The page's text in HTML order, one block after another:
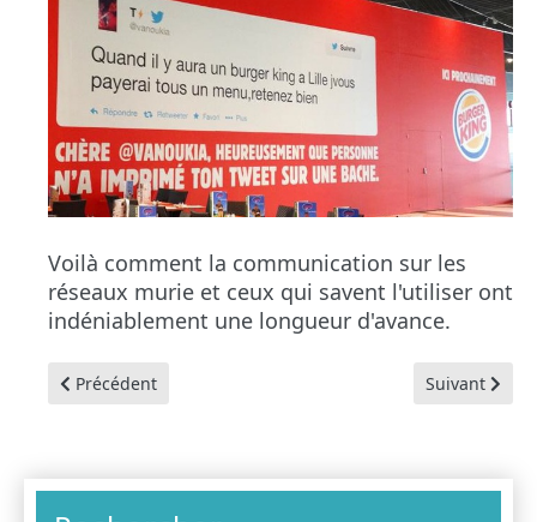
Voilà comment la communication sur les
réseaux murie et ceux qui savent l'utiliser ont
indéniablement une longueur d'avance.
Article précédent : Michel et Augustin utilise le web pour
Précédent Article
Suivant